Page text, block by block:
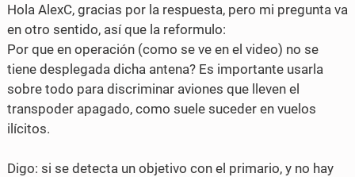
o
n
F
c
o
n
T
i
Hola AlexC, gracias por la respuesta, pero mi pregunta va
en otro sentido, así que la reformulo:
Por que en operación (como se ve en el video) no se
tiene desplegada dicha antena? Es importante usarla
sobre todo para discriminar aviones que lleven el
transpoder apagado, como suele suceder en vuelos
ilícitos.
Digo: si se detecta un objetivo con el primario, y no hay